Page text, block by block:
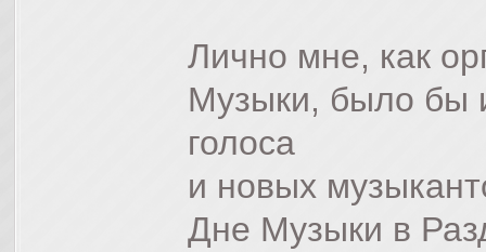
Лично мне, как
Музыки, было бы
голоса
и новых
Дне Музыки в